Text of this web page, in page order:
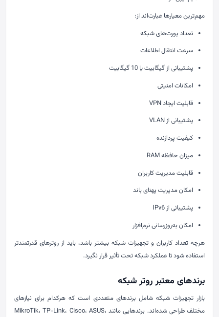
مهم‌ترین معیارها عبارت‌اند از:
تعداد پورت‌های شبکه
سرعت انتقال اطلاعات
پشتیبانی از گیگابیت یا 10 گیگابیت
امکانات امنیتی
قابلیت ایجاد VPN
پشتیبانی از VLAN
کیفیت پردازنده
میزان حافظه RAM
قابلیت مدیریت کاربران
امکان مدیریت پهنای باند
پشتیبانی از IPv6
امکان به‌روزرسانی نرم‌افزار
هرچه تعداد کاربران و تجهیزات شبکه بیشتر باشد، باید از روترهای قدرتمندتر
استفاده شود تا عملکرد شبکه تحت تأثیر قرار نگیرد.
برندهای معتبر روتر شبکه
بازار تجهیزات شبکه شامل برندهای متعددی است که هرکدام برای نیازهای
مختلف طراحی شده‌اند. برندهایی مانند MikroTik، TP-Link، Cisco، ASUS،